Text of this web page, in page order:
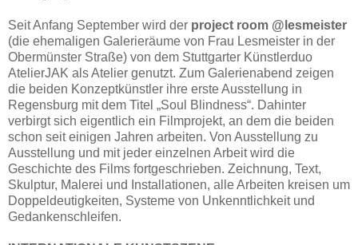
Seit Anfang September wird der project room @lesmeister
(die ehemaligen Galerieräume von Frau Lesmeister in der
Obermünster Straße) von dem Stuttgarter Künstlerduo
AtelierJAK als Atelier genutzt. Zum Galerienabend zeigen
die beiden Konzeptkünstler ihre erste Ausstellung in
Regensburg mit dem Titel „Soul Blindness“. Dahinter
verbirgt sich eigentlich ein Filmprojekt, an dem die beiden
schon seit einigen Jahren arbeiten. Von Ausstellung zu
Ausstellung und mit jeder einzelnen Arbeit wird die
Geschichte des Films fortgeschrieben. Zeichnung, Text,
Skulptur, Malerei und Installationen, alle Arbeiten kreisen um
Doppeldeutigkeiten, Systeme von Unkenntlichkeit und
Gedankenschleifen.